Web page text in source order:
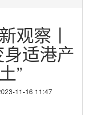
观察丨
身适港产
”
11-16 11:47